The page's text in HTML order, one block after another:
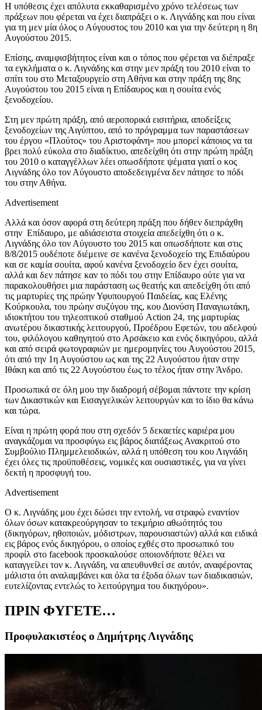
Η υπόθεσις έχει απόλυτα εκκαθαρισμένο χρόνο τελέσεως των
πράξεων που φέρεται να έχει διαπράξει ο κ. Λιγνάδης και που είναι
για τη μεν μία όλος ο Αύγουστος του 2010 και για την δεύτερη η 8η
Αυγούστου 2015.
Επίσης, αναμφισβήτητος είναι και ο τόπος που φέρεται να διέπραξε
τα εγκλήματα ο κ. Λιγνάδης και στην μεν πράξη του 2010 είναι το
σπίτι του στο Μεταξουργείο στη Αθήνα και στην πράξη της 8ης
Αυγούστου του 2015 είναι η Επίδαυρος και η σουίτα ενός
ξενοδοχείου.
Στη μεν πρώτη πράξη, από αεροπορικά εισιτήρια, αποδείξεις
ξενοδοχείων της Αιγύπτου, από το πρόγραμμα των παραστάσεων
του έργου «Πλούτος» του Αριστοφάνη» που μπορεί κάποιος να τα
βρει πολύ εύκολα στο διαδίκτυο, απεδείχθη ότι στην πρώτη πράξη
του 2010 ο καταγγέλλων λέει οπωσδήποτε ψέματα γιατί ο κος
Λιγνάδης όλο τον Αύγουστο αποδεδειγμένα δεν πάτησε το πόδι
του στην Αθήνα.
Advertisement
Αλλά και όσον αφορά στη δεύτερη πράξη που δήθεν διεπράχθη
στην Επίδαυρο, με αδιάσειστα στοιχεία απεδείχθη ότι ο κ.
Λιγνάδης όλο τον Αύγουστο του 2015 και οπωσδήποτε και στις
8/8/2015 ουδέποτε διέμεινε σε κανένα ξενοδοχείο της Επιδαύρου
και σε καμία σουίτα, αφού κανένα ξενοδοχείο δεν έχει σουίτα,
αλλά και δεν πάτησε καν το πόδι του στην Επίδαυρο ούτε για να
παρακολουθήσει μια παράσταση ως θεατής και απεδείχθη ότι από
τις μαρτυρίες της πρώην Υφυπουργού Παιδείας, κας Ελένης
Κούρκουλα, του πρώην συζύγου της, κου Διονύση Παναγιωτάκη,
ιδιοκτήτου του τηλεοπτικού σταθμού Action 24, της μαρτυρίας
ανωτέρου δικαστικής λειτουργού, Προέδρου Εφετών, του αδελφού
του, φιλόλογου καθηγητού στο Αρσάκειο και ενός δικηγόρου, αλλά
και από σειρά φωτογραφιών με ημερομηνίες του Αυγούστου 2015,
ότι από την 1η Αυγούστου ως και της 22 Αυγούστου ήταν στην
Ιθάκη και από τις 22 Αυγούστου έως το τέλος ήταν στην Άνδρο.
Προσωπικά σε όλη μου την διαδρομή σέβομαι πάντοτε την κρίση
των Δικαστικών και Εισαγγελικών λειτουργών και το ίδιο θα κάνω
και τώρα.
Είναι η πρώτη φορά που στη σχεδόν 5 δεκαετίες καριέρα μου
αναγκάζομαι να προσφύγω εις βάρος διατάξεως Ανακριτού στο
Συμβούλιο Πλημμελειοδικών, αλλά η υπόθεση του κου Λιγνάδη
έχει όλες τις προϋποθέσεις, νομικές και ουσιαστικές, για να γίνει
δεκτή η προσφυγή του.
Advertisement
Ο κ. Λιγνάδης μου έχει δώσει την εντολή, να στραφώ εναντίον
όλων όσων κατακρεούργησαν το τεκμήριο αθωότητός του
(δικηγόρων, ηθοποιών, μόδιστρων, παρουσιαστών) αλλά και ειδικά
εις βάρος ενός δικηγόρου, ο οποίος εχθές στο προσωπικό του
προφίλ στο facebook προσκαλούσε οποιονδήποτε θέλει να
καταγγείλει τον κ. Λιγνάδη, να απευθυνθεί σε αυτόν, αναφέροντας
μάλιστα ότι αναλαμβάνει και όλα τα έξοδα όλων των διαδικασιών,
ευτελίζοντας εντελώς το λειτούργημα του δικηγόρου».
ΠΡΙΝ ΦΥΓΕΤΕ…
Προφυλακιστέος ο Δημήτρης Λιγνάδης